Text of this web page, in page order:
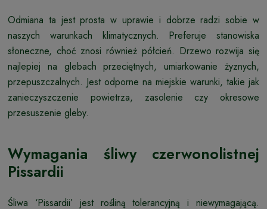
Odmiana ta jest prosta w uprawie i dobrze radzi sobie w
naszych warunkach klimatycznych. Preferuje stanowiska
słoneczne, choć znosi również półcień. Drzewo rozwija się
najlepiej na glebach przeciętnych, umiarkowanie żyznych,
przepuszczalnych. Jest odporne na miejskie warunki, takie jak
zanieczyszczenie powietrza, zasolenie czy okresowe
przesuszenie gleby.
Wymagania śliwy czerwonolistnej
Pissardii
Śliwa ‘Pissardii’ jest rośliną tolerancyjną i niewymagającą.